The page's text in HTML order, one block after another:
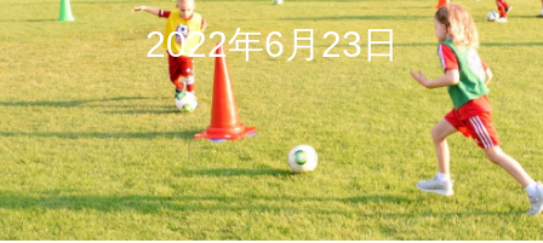
2022年6月23日